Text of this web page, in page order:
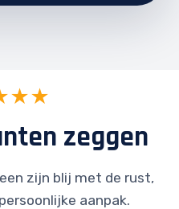
zeggen
zijn blij met de rust,
aanpak.